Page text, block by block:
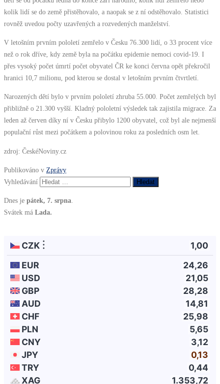
kolik lidí se do země přistěhovalo, a naopak se z ní odstěhovalo. Statistici
rovněž uvedou počty uzavřených a rozvedených manželství.
V letošním prvním pololetí zemřelo v Česku 76.300 lidí, o 33 procent více
než o rok dříve, kdy země byla na počátku epidemie nemoci covid-19. I
přes vysoký počet úmrtí počet obyvatel ČR ke konci června opět překročil
hranici 10,7 milionu, pod kterou se dostal v letošním prvním čtvrtletí.
Narozených dětí bylo v prvním pololetí zhruba 55.000. Počet zemřelých byl
přibližně o 21.300 vyšší. Kladný pololetní výsledek tak zajistila migrace. Za
leden až červen díky ní v Česku přibylo 1200 obyvatel, což byl ale nejmenší
populační růst mezi počátkem a polovinou roku za posledních osm let.
zdroj: ČeskéNoviny.cz
Publikováno v Zprávy
Vyhledávání
Dnes je pátek, 7. srpna
Svátek má Lada.